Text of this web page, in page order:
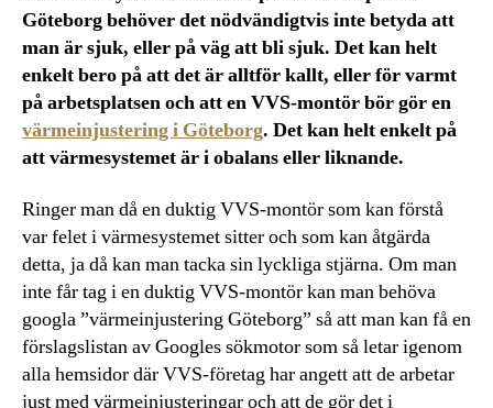
Göteborg behöver det nödvändigtvis inte betyda att
man är sjuk, eller på väg att bli sjuk. Det kan helt
enkelt bero på att det är alltför kallt, eller för varmt
på arbetsplatsen och att en VVS-montör bör gör en
värmeinjustering i Göteborg. Det kan helt enkelt på
att värmesystemet är i obalans eller liknande.
Ringer man då en duktig VVS-montör som kan förstå
var felet i värmesystemet sitter och som kan åtgärda
detta, ja då kan man tacka sin lyckliga stjärna. Om man
inte får tag i en duktig VVS-montör kan man behöva
googla ”värmeinjustering Göteborg” så att man kan få en
förslagslistan av Googles sökmotor som så letar igenom
alla hemsidor där VVS-företag har angett att de arbetar
just med värmeinjusteringar och att de gör det i